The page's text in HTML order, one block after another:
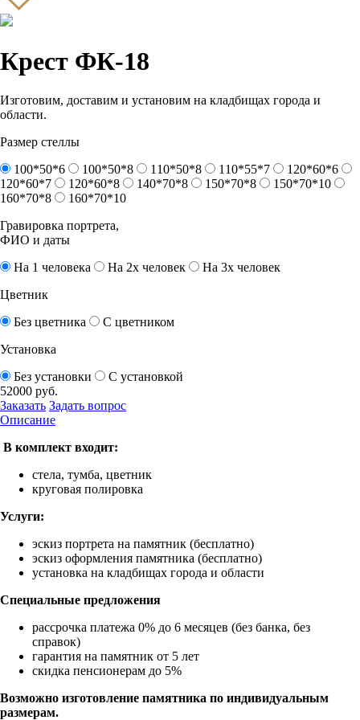
Крест ФК-18
Изготовим, доставим и установим на кладбищах города и
области.
Размер стеллы
100*50*6
100*50*8 110*50*8 110*55*7
120*60*6
120*60*7
120*60*8 140*70*8 150*70*8
150*70*10
160*70*8
160*70*10
Гравировка портрета,
ФИО и даты
На 1 человека
На 2х человек
На 3х человек
Цветник
Без цветника
С цветником
Установка
Без установки
С установкой
52000 руб.
Заказать Задать вопрос
Описание
В комплект входит:
стела, тумба, цветник
круговая полировка
Услуги:
эскиз портрета на памятник (бесплатно)
эскиз оформления памятника (бесплатно)
установка на кладбищах города и области
Специальные предложения
рассрочка платежа 0% до 6 месяцев (без банка, без
справок)
гарантия на памятник от 5 лет
скидка пенсионерам до 5%
Возможно изготовление памятника по индивидуальным
размерам.